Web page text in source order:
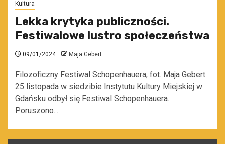
Kultura
Lekka krytyka publiczności.
Festiwalowe lustro społeczeństwa
09/01/2024 Maja Gebert
Filozoficzny Festiwal Schopenhauera, fot. Maja Gebert
25 listopada w siedzibie Instytutu Kultury Miejskiej w
Gdańsku odbył się Festiwal Schopenhauera.
Poruszono...